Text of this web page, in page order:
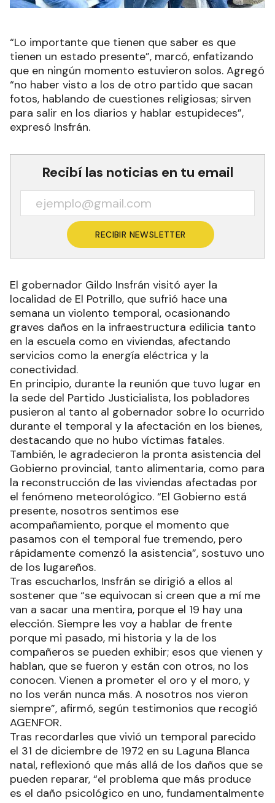
“Lo importante que tienen que saber es que
tienen un estado presente”, marcó, enfatizando
que en ningún momento estuvieron solos. Agregó
“no haber visto a los de otro partido que sacan
fotos, hablando de cuestiones religiosas; sirven
para salir en los diarios y hablar estupideces”,
expresó Insfrán.
Recibí las noticias en tu email
RECIBIR NEWSLETTER
El gobernador Gildo Insfrán visitó ayer la
localidad de El Potrillo, que sufrió hace una
semana un violento temporal, ocasionando
graves daños en la infraestructura edilicia tanto
en la escuela como en viviendas, afectando
servicios como la energía eléctrica y la
conectividad.
En principio, durante la reunión que tuvo lugar en
la sede del Partido Justicialista, los pobladores
pusieron al tanto al gobernador sobre lo ocurrido
durante el temporal y la afectación en los bienes,
destacando que no hubo víctimas fatales.
También, le agradecieron la pronta asistencia del
Gobierno provincial, tanto alimentaria, como para
la reconstrucción de las viviendas afectadas por
el fenómeno meteorológico. “El Gobierno está
presente, nosotros sentimos ese
acompañamiento, porque el momento que
pasamos con el temporal fue tremendo, pero
rápidamente comenzó la asistencia”, sostuvo uno
de los lugareños.
Tras escucharlos, Insfrán se dirigió a ellos al
sostener que “se equivocan si creen que a mí me
van a sacar una mentira, porque el 19 hay una
elección. Siempre les voy a hablar de frente
porque mi pasado, mi historia y la de los
compañeros se pueden exhibir; esos que vienen y
hablan, que se fueron y están con otros, no los
conocen. Vienen a prometer el oro y el moro, y
no los verán nunca más. A nosotros nos vieron
siempre”, afirmó, según testimonios que recogió
AGENFOR.
Tras recordarles que vivió un temporal parecido
el 31 de diciembre de 1972 en su Laguna Blanca
natal, reflexionó que más allá de los daños que se
pueden reparar, “el problema que más produce
es el daño psicológico en uno, fundamentalmente